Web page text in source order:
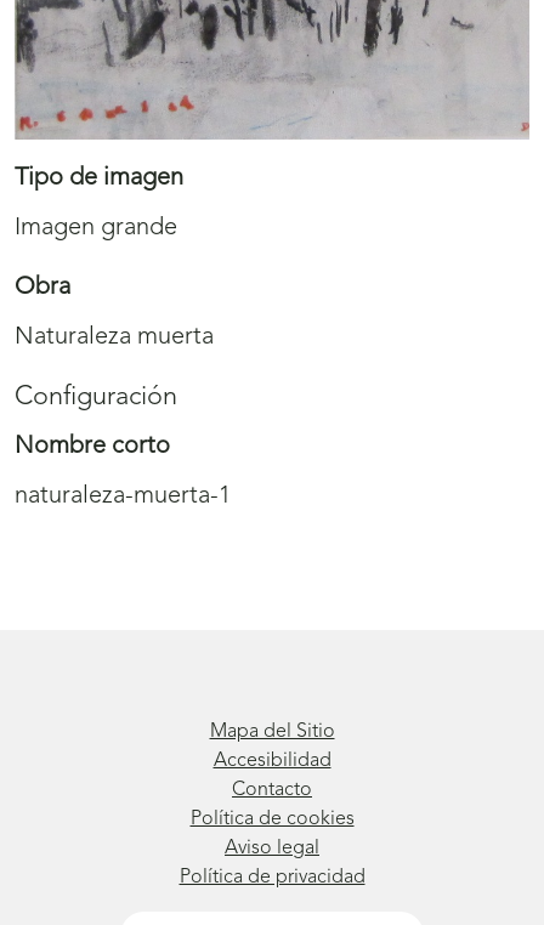
Tipo de imagen
Imagen grande
Obra
Naturaleza muerta
Configuración
Nombre corto
naturaleza-muerta-1
Mapa del Sitio
Accesibilidad
Contacto
Política de cookies
Aviso legal
Política de privacidad